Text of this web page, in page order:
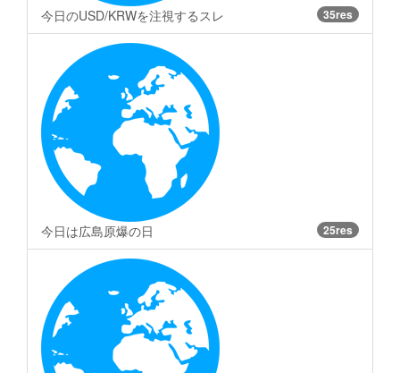
今日のUSD/KRWを注視するスレ 35res
今日は広島原爆の日 25res